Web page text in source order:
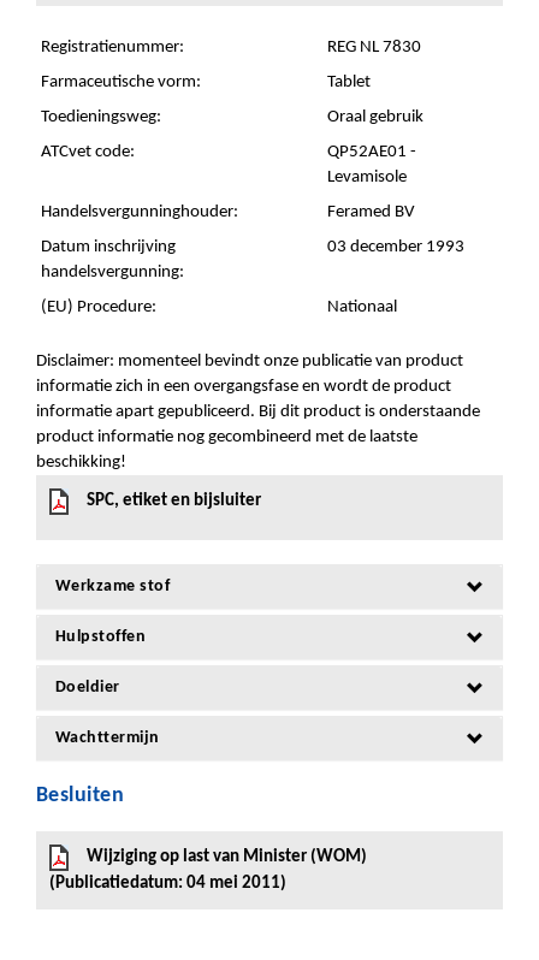
Registratienummer:
REG NL 7830
Farmaceutische vorm:
Tablet
Toedieningsweg:
Oraal gebruik
ATCvet code:
QP52AE01 -
Levamisole
Handelsvergunninghouder:
Feramed BV
Datum inschrijving
handelsvergunning:
03 december 1993
(EU) Procedure: Nationaal
Disclaimer: momenteel bevindt onze publicatie van product
informatie zich in een overgangsfase en wordt de product
informatie apart gepubliceerd. Bij dit product is onderstaande
product informatie nog gecombineerd met de laatste
beschikking!
SPC, etiket en bijsluiter
Werkzame stof
Hulpstoffen
Doeldier
Wachttermijn
Besluiten
Wijziging op last van Minister (WOM)
(Publicatiedatum: 04 mei 2011)